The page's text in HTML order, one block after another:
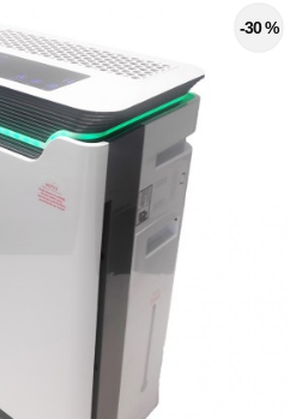
-30 %